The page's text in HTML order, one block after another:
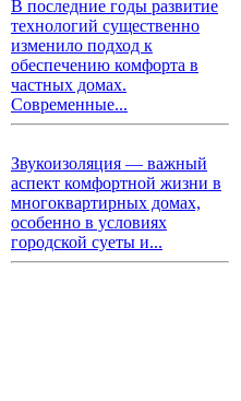
В последние годы развитие
технологий существенно
изменило подход к
обеспечению комфорта в
частных домах.
Современные...
Звукоизоляция — важный
аспект комфортной жизни в
многоквартирных домах,
особенно в условиях
городской суеты и...